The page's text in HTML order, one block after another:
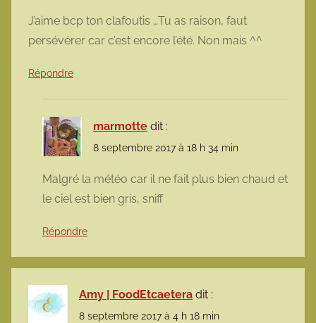
J’aime bcp ton clafoutis …Tu as raison, faut
persévérer car c’est encore l’été. Non mais ^^
Répondre
marmotte dit :
8 septembre 2017 à 18 h 34 min
Malgré la météo car il ne fait plus bien chaud et
le ciel est bien gris, sniff
Répondre
Amy | FoodEtcaetera dit :
8 septembre 2017 à 4 h 18 min